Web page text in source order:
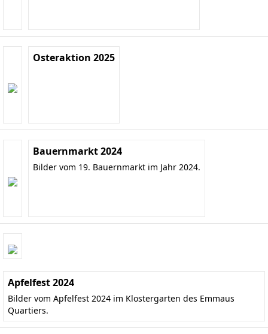
Osteraktion 2025
Bauernmarkt 2024
Bilder vom 19. Bauernmarkt im Jahr 2024.
Apfelfest 2024
Bilder vom Apfelfest 2024 im Klostergarten des Emmaus
Quartiers.